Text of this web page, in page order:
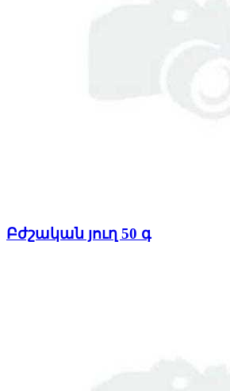
Բժշական յուղ 50 գ